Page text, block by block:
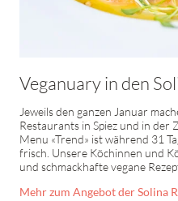
Veganuary in den
Jeweils den ganzen Januar
Restaurants in Spiez und in der
Menu «Trend» ist während 31
frisch. Unsere Köchinnen und
und schmackhafte vegane
Mehr zum Angebot der Solina